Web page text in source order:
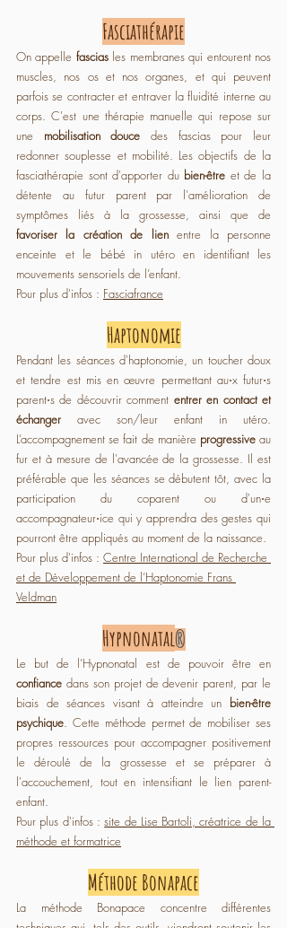
Fasciathérapie
On appelle fascias les membranes qui entourent nos
muscles, nos os et nos organes, et qui peuvent
parfois se contracter et entraver la fluidité interne au
corps. C'est une thérapie manuelle qui repose sur
une mobilisation douce des fascias pour leur
redonner souplesse et mobilité. Les objectifs de la
fasciathérapie sont d'apporter du bien-être et de la
détente au futur parent par l'amélioration de
favoriser la création de lien entre la personne
enceinte et le bébé in utéro en identifiant les
mouvements sensoriels de l’enfant.
Pour plus d'infos : Fasciafrance
Haptonomie
Pendant les séances d'haptonomie, un toucher doux
et tendre est mis en œuvre permettant au⋅x futur⋅s
parent⋅s de découvrir comment entrer en contact et
échanger avec son/leur enfant in utéro.
L’accompagnement se fait de manière progressive au
fur et à mesure de l'avancée de la grossesse. Il est
préférable que les séances se débutent tôt, avec la
participation du coparent ou d'un⋅e
accompagnateur⋅ice qui y apprendra des gestes qui
pourront être appliqués au moment de la naissance.
Pour plus d'infos : Centre International de Recherche
et de Développement de l’Haptonomie Frans
Veldman
Hypnonatal®
confiance dans son projet de devenir parent, par le
biais de séances visant à atteindre un
bien-être
psychique. Cette méthode permet de mobiliser ses
propres ressources pour accompagner positivement
le déroulé de la grossesse et se préparer à
l'accouchement, tout en intensifiant le lien parent-
enfant.
Pour plus d'infos : site de Lise Bartoli, créatrice de la
méthode et formatrice
Méthode Bonapace
La méthode Bonapace concentre différentes